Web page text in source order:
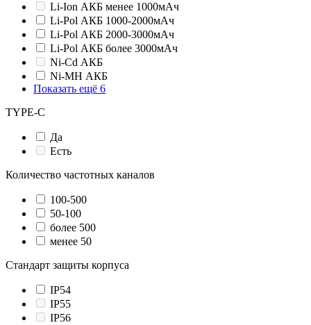
Li-Ion АКБ менее 1000мАч
Li-Pol АКБ 1000-2000мАч
Li-Pol АКБ 2000-3000мАч
Li-Pol АКБ более 3000мАч
Ni-Cd АКБ
Ni-MH АКБ
Показать ещё 6
TYPE-C
Да
Есть
Количество частотных каналов
100-500
50-100
более 500
менее 50
Стандарт защиты корпуса
IP54
IP55
IP56